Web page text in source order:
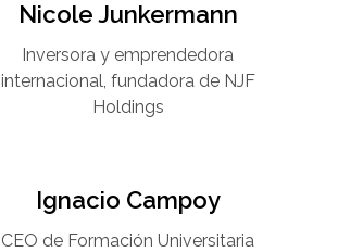
Nicole Junkermann​
Inversora y emprendedora
internacional, fundadora de NJF
Holdings
Ignacio Campoy​
CEO de Formación Universitaria​